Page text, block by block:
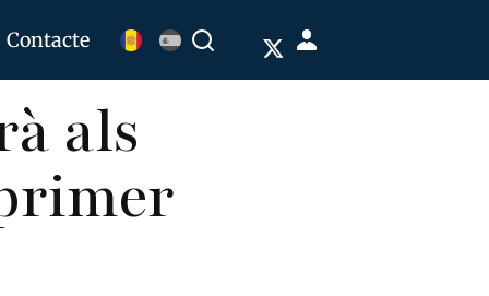
Contacte Buscar Menú
de
als